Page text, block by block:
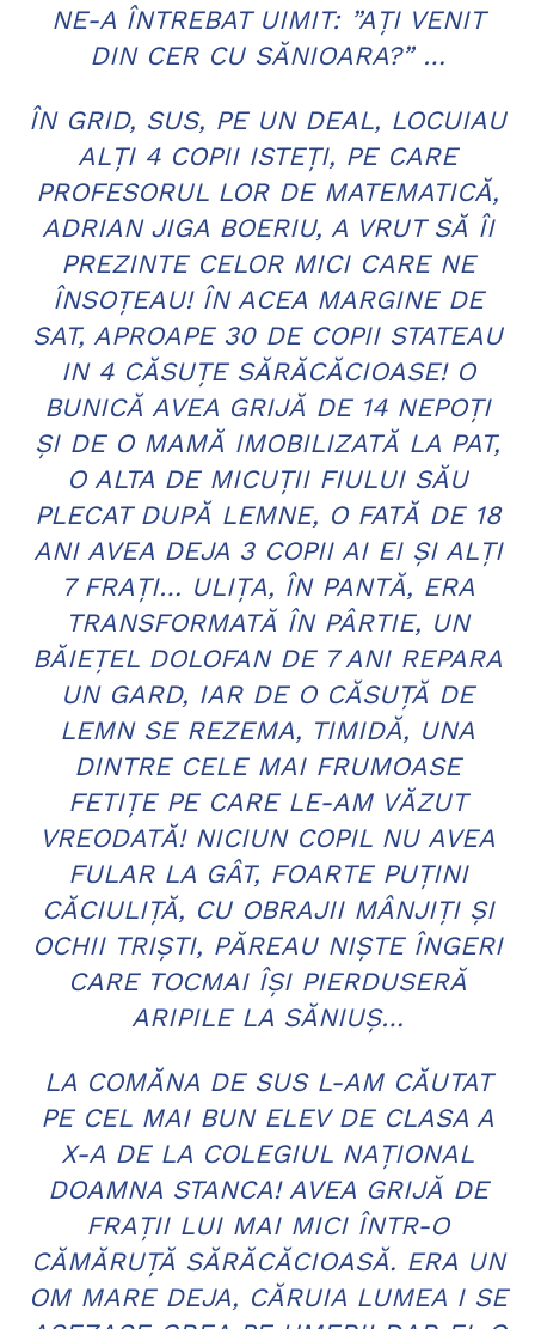
NE-A ÎNTREBAT UIMIT: ”AŢI VENIT
DIN CER CU SĂNIOARA?” …
ÎN GRID, SUS, PE UN DEAL, LOCUIAU
ALŢI 4 COPII ISTEŢI, PE CARE
PROFESORUL LOR DE MATEMATICĂ,
ADRIAN JIGA BOERIU, A VRUT SĂ ÎI
PREZINTE CELOR MICI CARE NE
ÎNSOŢEAU! ÎN ACEA MARGINE DE
SAT, APROAPE 30 DE COPII STATEAU
IN 4 CĂSUŢE SĂRĂCĂCIOASE! O
BUNICĂ AVEA GRIJĂ DE 14 NEPOŢI
ŞI DE O MAMĂ IMOBILIZATĂ LA PAT,
O ALTA DE MICUŢII FIULUI SĂU
PLECAT DUPĂ LEMNE, O FATĂ DE 18
ANI AVEA DEJA 3 COPII AI EI ŞI ALŢI
7 FRAŢI… ULIŢA, ÎN PANTĂ, ERA
TRANSFORMATĂ ÎN PÂRTIE, UN
BĂIEŢEL DOLOFAN DE 7 ANI REPARA
UN GARD, IAR DE O CĂSUŢĂ DE
LEMN SE REZEMA, TIMIDĂ, UNA
DINTRE CELE MAI FRUMOASE
FETIŢE PE CARE LE-AM VĂZUT
VREODATĂ! NICIUN COPIL NU AVEA
FULAR LA GÂT, FOARTE PUŢINI
CĂCIULIŢĂ, CU OBRAJII MÂNJIŢI ŞI
OCHII TRIŞTI, PĂREAU NIŞTE ÎNGERI
CARE TOCMAI ÎŞI PIERDUSERĂ
ARIPILE LA SĂNIUŞ…
LA COMĂNA DE SUS L-AM CĂUTAT
PE CEL MAI BUN ELEV DE CLASA A
X-A DE LA COLEGIUL NAŢIONAL
DOAMNA STANCA! AVEA GRIJĂ DE
FRAŢII LUI MAI MICI ÎNTR-O
CĂMĂRUŢĂ SĂRĂCĂCIOASĂ. ERA UN
OM MARE DEJA, CĂRUIA LUMEA I SE